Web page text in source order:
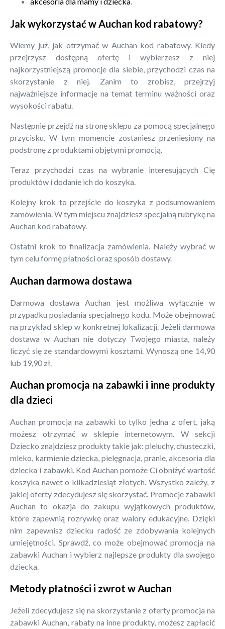
Jak wykorzystać w Auchan kod rabatowy?
Wiemy już, jak otrzymać w Auchan kod rabatowy. Kiedy
przejrzysz dostępną ofertę i wybierzesz z niej
najkorzystniejszą promocje dla siebie, przychodzi czas na
skorzystanie z niej. Zanim to zrobisz, przejrzyj
najważniejsze informacje na temat terminu ważności oraz
wysokości rabatu.
Następnie przejdź na stronę sklepu za pomocą specjalnego
przycisku. W tym momencie zostaniesz przeniesiony na
podstronę z produktami objętymi promocją.
Teraz przychodzi czas na wybranie interesujących Cię
produktów i dodanie ich do koszyka.
Kolejny krok to przejście do koszyka z podsumowaniem
zamówienia. W tym miejscu znajdziesz specjalną rubrykę na
Auchan kod rabatowy.
Ostatni krok to finalizacja zamówienia. Należy wybrać w
tym celu formę płatności oraz sposób dostawy.
Auchan darmowa dostawa
Darmowa dostawa Auchan jest możliwa wyłącznie w
przypadku posiadania specjalnego kodu. Może obejmować
na przykład sklep w konkretnej lokalizacji. Jeżeli darmowa
dostawa w Auchan nie dotyczy Twojego miasta, należy
liczyć się ze standardowymi kosztami. Wynoszą one 14,90
lub 19,90 zł.
Auchan promocja na zabawki i inne produkty
dla dzieci
Auchan promocja na zabawki to tylko jedna z ofert, jaką
możesz otrzymać w sklepie internetowym. W sekcji
Dziecko znajdziesz produkty takie jak: pieluchy, chusteczki,
mleko, karmienie dziecka, pielęgnacja, pranie, akcesoria dla
dziecka i zabawki. Kod Auchan pomoże Ci obniżyć wartość
koszyka nawet o kilkadziesiąt złotych. Wszystko zależy, z
jakiej oferty zdecydujesz się skorzystać. Promocje zabawki
Auchan to okazja do zakupu wyjątkowych produktów,
które zapewnią rozrywkę oraz walory edukacyjne. Dzięki
nim zapewnisz dziecku radość ze zdobywania kolejnych
umiejętności. Sprawdź, co może obejmować promocja na
zabawki Auchan i wybierz najlepsze produkty dla swojego
dziecka.
Metody płatności i zwrot w Auchan
Jeżeli zdecydujesz się na skorzystanie z oferty promocja na
zabawki Auchan, rabaty na inne produkty, możesz zapłacić